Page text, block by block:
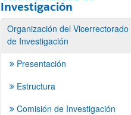
Investigación
Organización del Vicerrectorado
de Investigación
Presentación
Estructura
Comisión de Investigación